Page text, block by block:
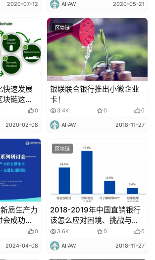
2020-07-12 AIIAW 2020-05-21
快速发展
链这一
时！
0
2020-02-08
区块链
银联联合银行推出小微企业
卡！
3.4K 0 0
AIIAW 2018-11-27
质生产力
成功举
0
2024-04-08
区块链
2018-2019年中国直销银行
该怎么应对困境、挑战与突
围？
3.6K 0 0
AIIAW 2018-11-27